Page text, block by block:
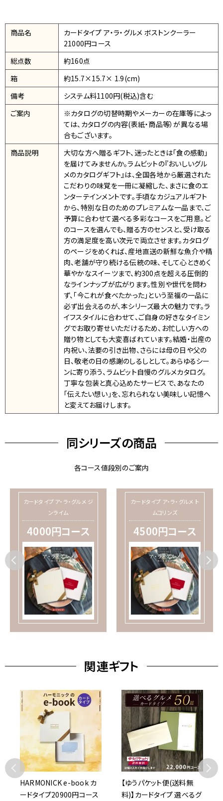
商品名
カードタイプ ア・ラ・グルメ ボストンクーラー
21000円コース
総点数
約160点
箱
約15.7×15.7× 1.9(cm)
備考
システム料1100円(税込)含む
ご案内
※カタログの切替時期やメーカーの在庫等によっ
ては、カタログの内容(表紙・商品等）が異なる場
合もございます。
商品説明
大切な方へ贈るギフト、迷ったときは「食の感動」
を届けてみませんか。ラムビットの『おいしいグル
メのカタログギフト』は、全国各地から厳選された
こだわりの味覚を一冊に凝縮した、まさに食のエ
ンターテインメントです。手頃なカジュアルギフト
から、特別な日のためのプレミアムな一品まで、ご
予算に合わせて選べる多彩なコースをご用意。ど
のコースを選んでも、贈る方のセンスと、受け取る
方の満足度を高い次元で両立させます。カタログ
のページをめくれば、産地直送の新鮮な魚介や精
肉、老舗が守り続ける伝統の味、そして心ときめく
華やかなスイーツまで、約300点を超える圧倒的
なラインナップが広がります。性別や世代を問わ
ず、「今これが食べたかった」という至福の一品に
必ず出会えるのが、本シリーズ最大の魅力です。ラ
イフスタイルに合わせて、ご自身の好きなタイミン
グでお取り寄せいただけるため、お忙しい方への
贈り物としても大変喜ばれています。結婚・出産の
内祝い、法要の引き出物、さらには母の日や父の
日、敬老の日の感謝のしるしとして。あらゆるシー
ンに寄り添う、ラムビット自慢のグルメカタログ。
丁寧な包装と真心込めたサービスで、あなたの
「伝えたい想い」を、忘れられない美味しい記憶へ
と変えてお届けします。
同シリーズの商品
各コース値段別のご案内
カードタイプ ア・ラ・グルメ ジ
ンライム
4000円コース
カードタイプ ア・ラ・グルメ ト
ムコリンズ
4500円コース
関連ギフト
HARMONICK e-book カ
ードタイプ20900円コース
【ゆうパケット便(送料無
料)】カードタイプ 選べるグ